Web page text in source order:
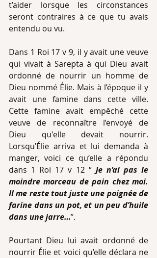
t’aider lorsque les circonstances
seront contraires à ce que tu avais
entendu ou vu.
Dans 1 Roi 17 v 9, il y avait une veuve
qui vivait à Sarepta à qui Dieu avait
ordonné de nourrir un homme de
Dieu nommé Élie. Mais à l’époque il y
avait une famine dans cette ville.
Cette famine avait empêché cette
veuve de reconnaître l’envoyé de
Dieu qu'elle devait nourrir.
Lorsqu’Élie arriva et lui demanda à
manger, voici ce qu’elle a répondu
dans 1 Roi 17 v 12 ‘’ Je n’ai pas le
moindre morceau de pain chez moi.
Il me reste tout juste une poignée de
farine dans un pot, et un peu d’huile
dans une jarre…’’.
Pourtant Dieu lui avait ordonné de
nourrir Élie et voici qu’elle déclara ne